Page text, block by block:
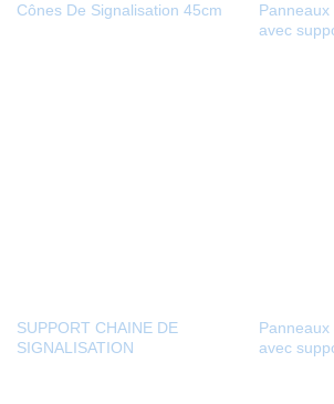
Cônes De Signalisation 45cm
avec
SUPPORT CHAINE DE
SIGNALISATION
avec